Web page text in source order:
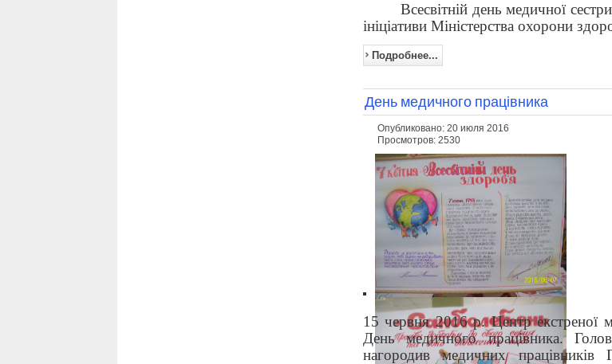
Всесвітній день медичної
ініціативи Міністерства охорони
Подробнее...
День медичного працівника
Опубликовано: 20 июля 2016
Просмотров: 2530
15 червня 2016 р. Центр екстреної
День медичного працівника.
нагородив медичних